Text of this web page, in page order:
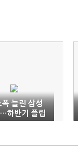
폭 늘린 삼성
하반기 플립
확인